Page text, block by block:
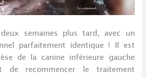
semaines plus tard, avec un
parfaitement identique ! Il est
de la canine inférieure gauche
de recommencer le traitement